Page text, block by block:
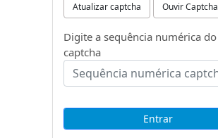
Atualizar captcha Ouvir Captcha
Digite a sequência numérica do
captcha